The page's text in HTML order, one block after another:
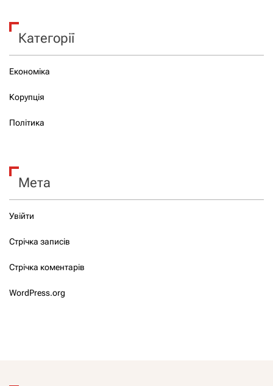
Категорії
Економіка
Корупція
Політика
Мета
Увійти
Стрічка записів
Стрічка коментарів
WordPress.org